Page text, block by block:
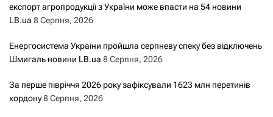
експорт агропродукції з України може впасти на 54 новини
LB.ua 8 Серпня, 2026
Енергосистема України пройшла серпневу спеку без відключень
Шмигаль новини LB.ua 8 Серпня, 2026
За перше півріччя 2026 року зафіксували 1623 млн перетинів
кордону8 Серпня, 2026